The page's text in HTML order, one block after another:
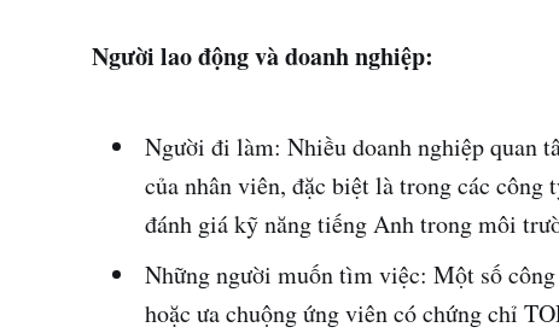
Người lao động và doanh nghiệp:
Người đi làm: Nhiều doanh nghiệp quan
của nhân viên, đặc biệt là trong các công
đánh giá kỹ năng tiếng Anh trong môi
Những người muốn tìm việc: Một số
hoặc ưa chuộng ứng viên có chứng chỉ